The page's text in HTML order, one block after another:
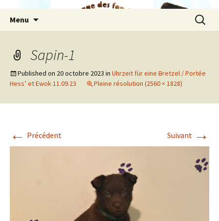
Menu
Sapin-1
Published on 20 octobre 2023 in Uhrzeit für eine Bretzel / Portée
Hess’ et Ewok 11.09.23
Pleine résolution (2560 × 1828)
← Précédent Suivant →